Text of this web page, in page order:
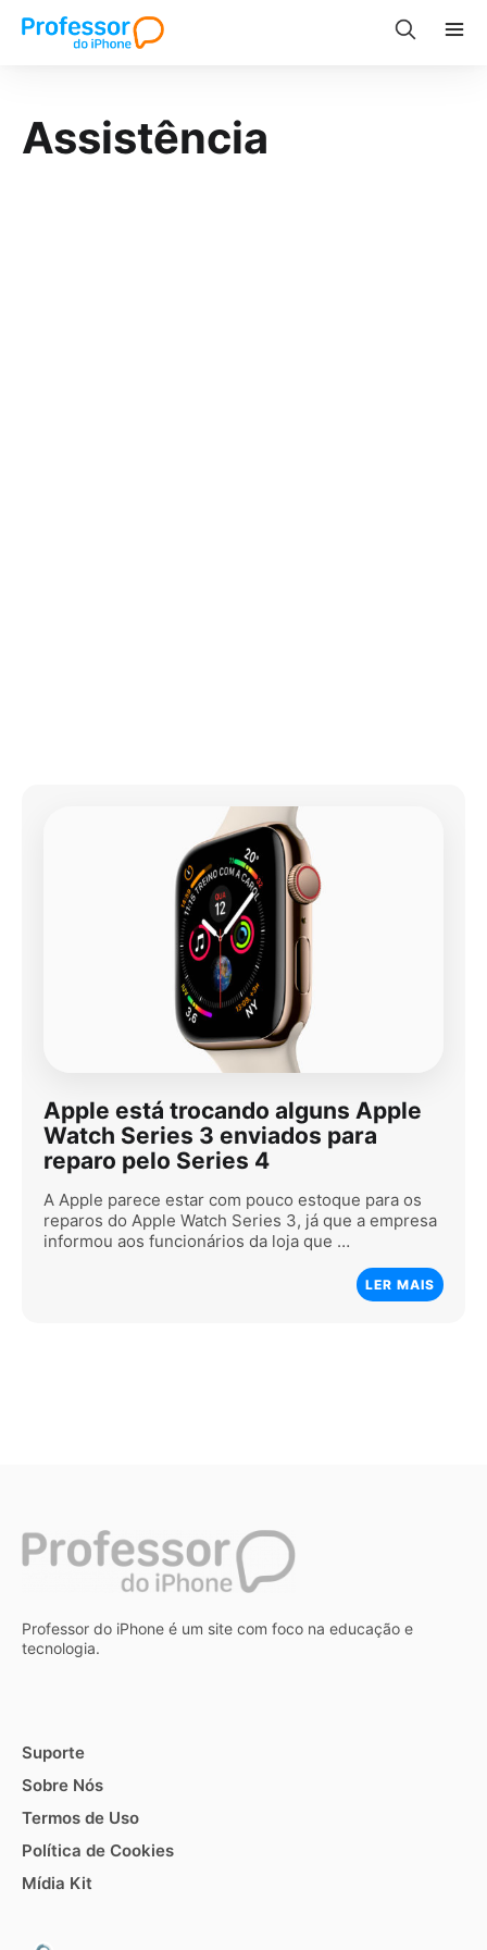
Assistência
Apple está trocando alguns Apple
Watch Series 3 enviados para
reparo pelo Series 4
A Apple parece estar com pouco estoque para os
reparos do Apple Watch Series 3, já que a empresa
informou aos funcionários da loja que …
LER MAIS
Professor do iPhone é um site com foco na educação e
tecnologia.
Suporte
Sobre Nós
Termos de Uso
Política de Cookies
Mídia Kit